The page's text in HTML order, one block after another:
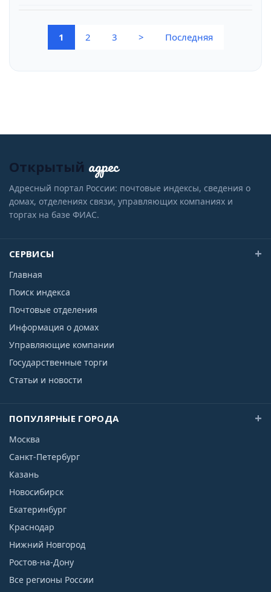
1 (current)
2 3 > Последняя
Открытый адрес
Адресный портал России: почтовые индексы, сведения о
домах, отделениях связи, управляющих компаниях и
торгах на базе ФИАС.
СЕРВИСЫ
Главная
Поиск индекса
Почтовые отделения
Информация о домах
Управляющие компании
Государственные торги
Статьи и новости
ПОПУЛЯРНЫЕ ГОРОДА
Москва
Санкт-Петербург
Казань
Новосибирск
Екатеринбург
Краснодар
Нижний Новгород
Ростов-на-Дону
Все регионы России